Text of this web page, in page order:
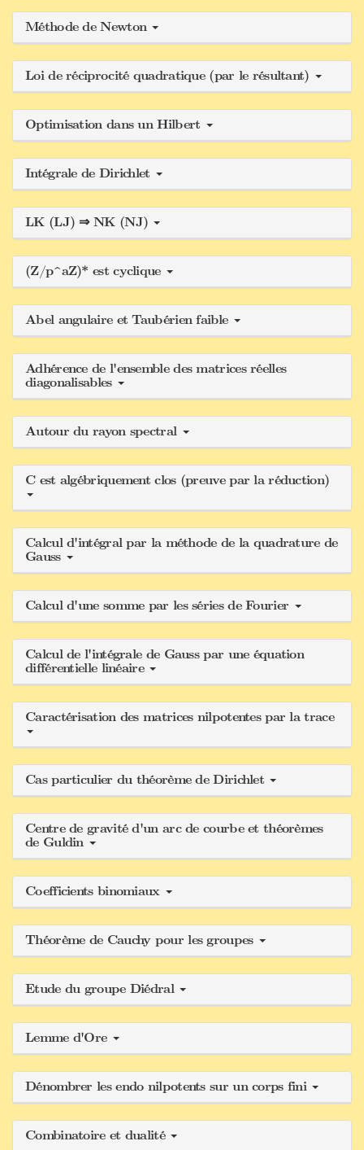
Méthode de Newton
Loi de réciprocité quadratique (par le résultant)
Optimisation dans un Hilbert
Intégrale de Dirichlet
LK (LJ) ⇒ NK (NJ)
(Z/p^aZ)* est cyclique
Abel angulaire et Taubérien faible
Adhérence de l'ensemble des matrices réelles
diagonalisables
Autour du rayon spectral
C est algébriquement clos (preuve par la réduction)
Calcul d'intégral par la méthode de la quadrature de
Gauss
Calcul d'une somme par les séries de Fourier
Calcul de l'intégrale de Gauss par une équation
différentielle linéaire
Caractérisation des matrices nilpotentes par la trace
Cas particulier du théorème de Dirichlet
Centre de gravité d'un arc de courbe et théorèmes
de Guldin
Coefficients binomiaux
Théorème de Cauchy pour les groupes
Etude du groupe Diédral
Lemme d'Ore
Dénombrer les endo nilpotents sur un corps fini
Combinatoire et dualité